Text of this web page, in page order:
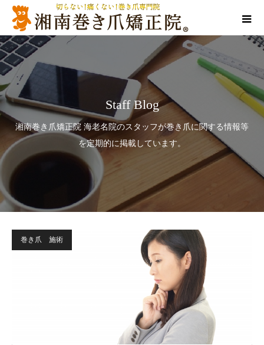
Staff Blog
湘南巻き爪矯正院 海老名院のスタッフが巻き爪に関する情報等
を定期的に掲載しています。
巻き爪 施術